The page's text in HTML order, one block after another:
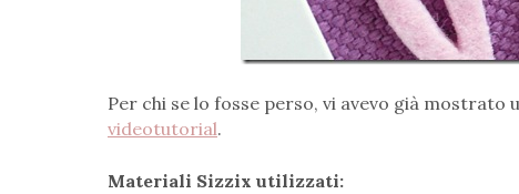
Per chi se lo fosse perso, vi avevo già
videotutorial.
Materiali Sizzix utilizzati: